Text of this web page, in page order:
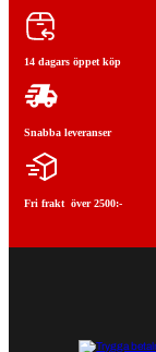
14 dagars öppet köp
Snabba leveranser
Fri frakt över 2500:-